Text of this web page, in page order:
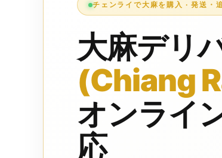
チェンライで大麻を購入 · 発送・
大麻デリ
(Chiang
オンライ
応